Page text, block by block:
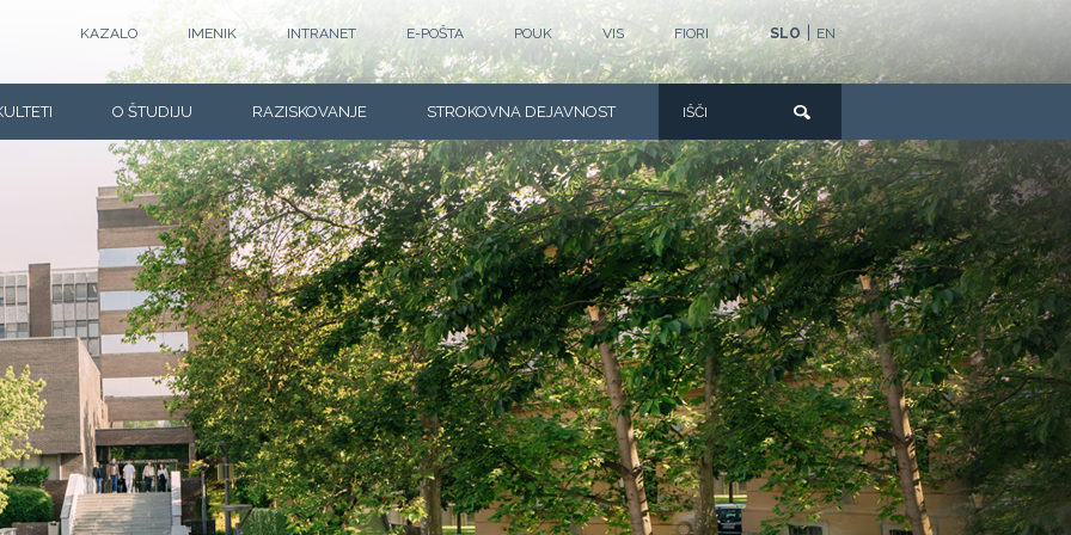
SLO EN
KAZALO IMENIK INTRANET E-POŠTA POUK VIS FIORI
O ŠTUDIJU RAZISKOVANJE STROKOVNA DEJAVNOST